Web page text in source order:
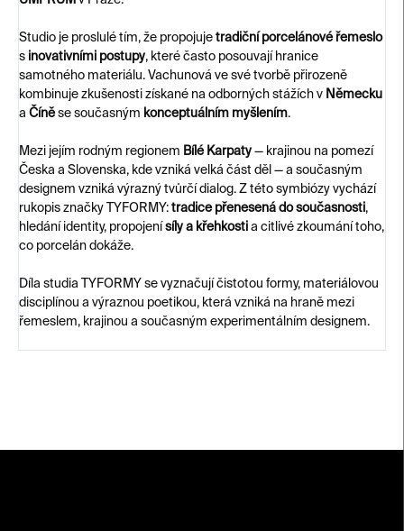
Studio je proslulé tím, že propojuje tradiční porcelánové řemeslo
s inovativními postupy, které často posouvají hranice
samotného materiálu. Vachunová ve své tvorbě přirozeně
kombinuje zkušenosti získané na odborných stážích v Německu
a Číněse současným konceptuálním myšlením.
Mezi jejím rodným regionem Bílé Karpaty — krajinou na pomezí
Česka a Slovenska, kde vzniká velká část děl — a současným
designem vzniká výrazný tvůrčí dialog. Z této symbiózy vychází
rukopis značky TYFORMY: tradice přenesená do současnosti,
hledání identity, propojení síly a křehkosti a citlivé zkoumání toho,
co porcelán dokáže.
Díla studia TYFORMY se vyznačují čistotou formy, materiálovou
disciplínou a výraznou poetikou, která vzniká na hraně mezi
řemeslem, krajinou a současným experimentálním designem.